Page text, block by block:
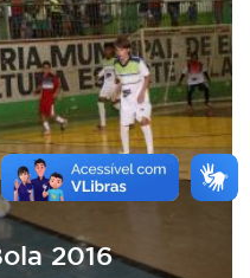
2016